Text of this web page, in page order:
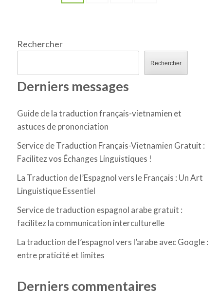
Rechercher
Rechercher
Derniers messages
Guide de la traduction français-vietnamien et
astuces de prononciation
Service de Traduction Français-Vietnamien Gratuit :
Facilitez vos Échanges Linguistiques !
La Traduction de l’Espagnol vers le Français : Un Art
Linguistique Essentiel
Service de traduction espagnol arabe gratuit :
facilitez la communication interculturelle
La traduction de l’espagnol vers l’arabe avec Google :
entre praticité et limites
Derniers commentaires